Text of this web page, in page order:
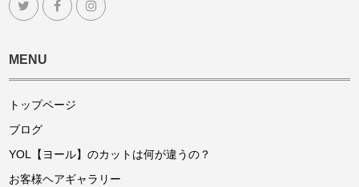
MENU
トップページ
ブログ
YOL【ヨール】のカットは何が違うの？
お客様ヘアギャラリー